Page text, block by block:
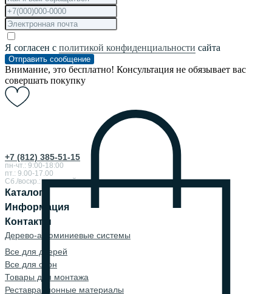
+7 (812) 385-51-15
пн-чт.: 9:00-18:00
пт.: 9.00-17.00
Сб./воскр.: выходной
Каталог
Информация
Контакты
Дерево-алюминиевые системы
Все для дверей
Все для окон
Товары для монтажа
Реставрационные материалы
Я согласен с политикой конфиденциальности сайта
Отправить сообщение
Внимание, это бесплатно! Консультация не обязывает вас
совершать покупку